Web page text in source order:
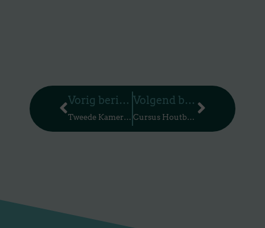
Vorige Vorig bericht
Tweede Kamer gesprek Circulair Bouwen – woensdag 28 februari 2024
Volgend bericht
Cursus Houtbouw voorWoningcorporaties